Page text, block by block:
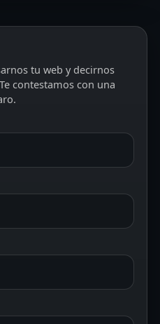
tu web y decirnos
contestamos con una